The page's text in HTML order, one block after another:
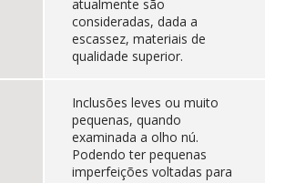
atualmente são
consideradas, dada a
escassez, materiais de
qualidade superior.
Inclusões leves ou muito
pequenas, quando
examinada a olho nú.
Podendo ter pequenas
imperfeições voltadas para